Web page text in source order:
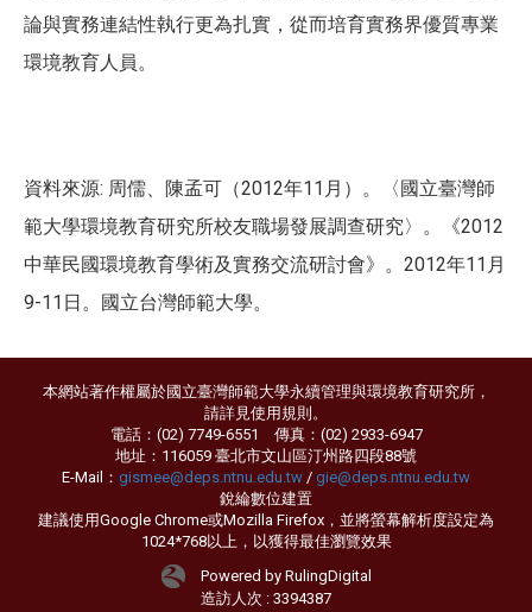
論與實務連結性執行更為扎實，從而培育實務界優質專業
環境教育人員。
資料來源: 周儒、陳孟可（2012年11 月）。〈國立臺灣師
範大學環境教育研究所校友職場發展調查研究〉。《2012
中華民國環境教育學術及實務交流研討會》。 2012年11 月
9-11 日。國立台灣師範大學。
本網站著作權屬於國立臺灣師範大學永續管理與環境教育研究所，
請詳見使用規則 。
電話：(02) 7749-6551 傳真：(02) 2933-6947
地址：116059 臺北市文山區汀州路四段88號
E-Mail： gismee@deps.ntnu.edu.tw / gie@deps.ntnu.edu.tw
銳綸數位建置
建議使用Google Chrome或Mozilla Firefox，並將螢幕解析度設定為
1024*768以上，以獲得最佳瀏覽效果
Powered by RulingDigital
造訪人次 : 3394387